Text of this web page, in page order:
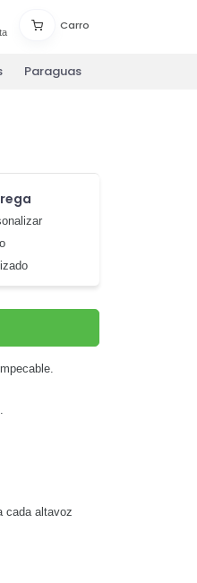
Carro
Paraguas
cada altavoz